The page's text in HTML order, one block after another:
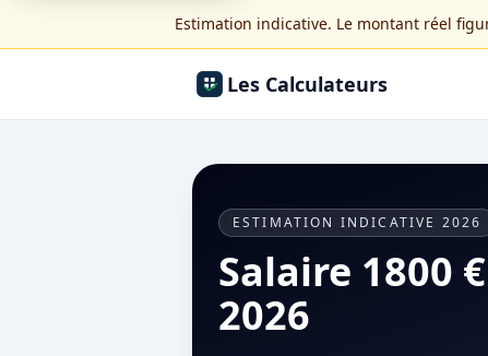
Estimation indicative. Le montant réel
Les Calculateurs
ESTIMATION INDICATIVE 2026
Salaire 1800
2026